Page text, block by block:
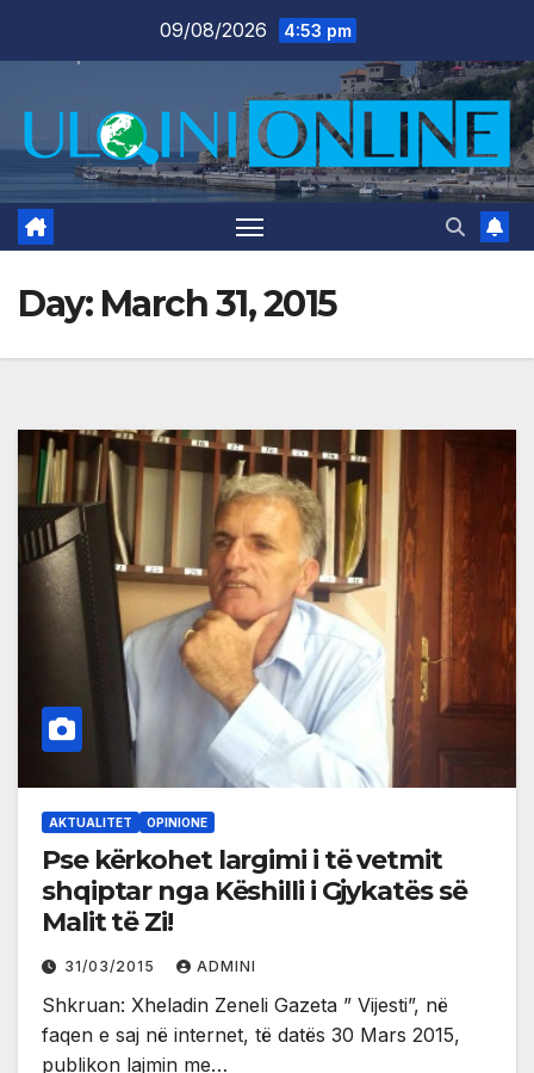
09/08/2026 4:53 pm
Day: March 31, 2015
AKTUALITET OPINIONE
Pse kërkohet largimi i të vetmit
shqiptar nga Këshilli i Gjykatës së
Malit të Zi!
31/03/2015 ADMINI
Shkruan: Xheladin Zeneli Gazeta ” Vijesti”, në
faqen e saj në internet, të datës 30 Mars 2015,
publikon lajmin me…